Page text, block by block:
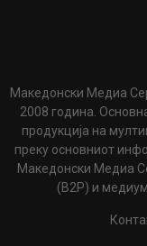
Македонски Медиа
2008 година.
продукција на
преку основниот
Македонски Медиа
(B2P) и